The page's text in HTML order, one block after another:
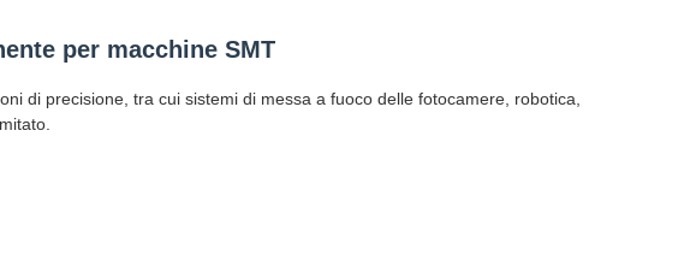
per macchine SMT
di precisione, tra cui sistemi di messa a fuoco delle fotocamere, robotica,